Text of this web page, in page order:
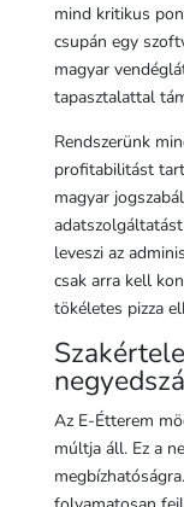
mind kritikus
csupán egy
magyar
tapasztalattal
Rendszerünk
profitabilitást
magyar
leveszi az
csak arra kell
tökéletes pizza
Az E-Étterem
múltja áll. Ez a